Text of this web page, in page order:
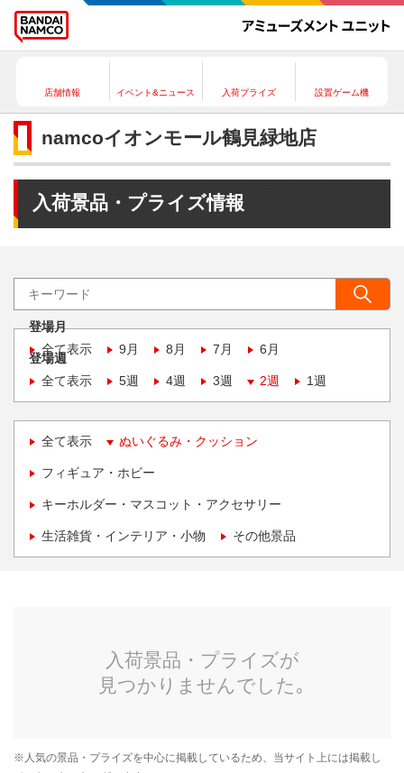
店舗情報 イベント&ニュース 入荷プライズ 設置ゲーム機
namcoイオンモール鶴見緑地店
入荷景品・プライズ情報
登場月
全て表示
9月 8月 7月 6月
登場週
全て表示
5週 4週 3週 2週 1週
全て表示 ぬいぐるみ・クッション
フィギュア・ホビー
キーホルダー・マスコット・アクセサリー
生活雑貨・インテリア・小物 その他景品